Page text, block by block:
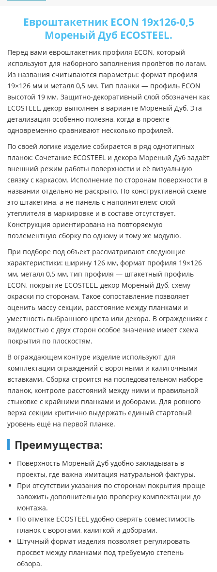
Евроштакетник ECON 19х126-0,5
Мореный Дуб ECOSTEEL.
Перед вами евроштакетник профиля ECON, который
используют для наборного заполнения пролётов по лагам.
Из названия считываются параметры: формат профиля
19×126 мм и металл 0,5 мм. Тип планки — профиль ECON
высотой 19 мм. Защитно-декоративный слой обозначен как
ECOSTEEL, декор выполнен в варианте Мореный Дуб. Эта
детализация особенно полезна, когда в проекте
одновременно сравнивают несколько профилей.
По своей логике изделие собирается в ряд однотипных
планок: Сочетание ECOSTEEL и декора Мореный Дуб задаёт
внешний режим работы поверхности и её визуальную
связку с каркасом. Исполнение по сторонам поверхности в
названии отдельно не раскрыто. По конструктивной схеме
это штакетина, а не панель с наполнителем; слой
утеплителя в маркировке и в составе отсутствует.
Конструкция ориентирована на повторяемую
поэлементную сборку по одному и тому же модулю.
При подборе под объект рассматривают следующие
характеристики: ширину 126 мм, формат профиля 19×126
мм, металл 0,5 мм, тип профиля — штакетный профиль
ECON, покрытие ECOSTEEL, декор Мореный Дуб, схему
окраски по сторонам. Такое сопоставление позволяет
оценить массу секции, расстояние между планками и
уместность выбранного цвета или декора. В ограждениях с
видимостью с двух сторон особое значение имеет схема
покрытия по плоскостям.
В ограждающем контуре изделие используют для
комплектации ограждений с воротными и калиточными
вставками. Сборка строится на последовательном наборе
планок, контроле расстояний между ними и правильной
стыковке с крайними планками и доборами. Для ровного
верха секции критично выдержать единый стартовый
уровень ещё на первой планке.
Преимущества:
Поверхность Мореный Дуб удобно закладывать в
проекты, где важна имитация натуральной фактуры.
При отсутствии указания по сторонам покрытия проще
заложить дополнительную проверку комплектации до
монтажа.
По отметке ECOSTEEL удобно сверять совместимость
планок с воротами, калиткой и доборами.
Штучный формат изделия позволяет регулировать
просвет между планками под требуемую степень
обзора.